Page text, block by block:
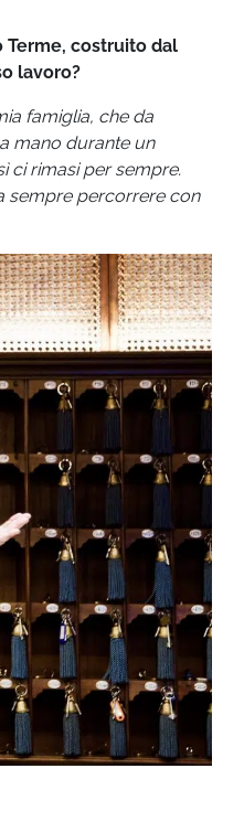
Terme, costruito dal
lavoro?
famiglia, che da
mano durante un
ci rimasi per sempre.
sempre percorrere con